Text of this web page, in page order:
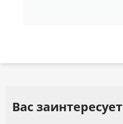
Вас заинтересует